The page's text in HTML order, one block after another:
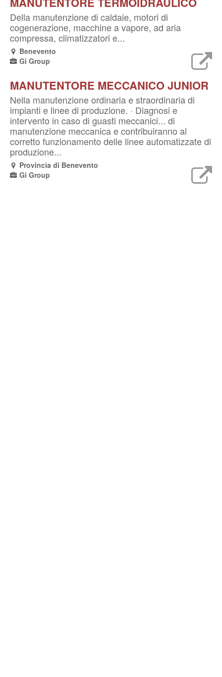
Della manutenzione di caldaie, motori di
cogenerazione, macchine a vapore, ad aria
compressa, climatizzatori e...
Benevento
Gi Group
MANUTENTORE MECCANICO JUNIOR
Nella manutenzione ordinaria e straordinaria di
impianti e linee di produzione. · Diagnosi e
intervento in caso di guasti meccanici... di
manutenzione meccanica e contribuiranno al
corretto funzionamento delle linee automatizzate di
produzione...
Provincia di Benevento
Gi Group